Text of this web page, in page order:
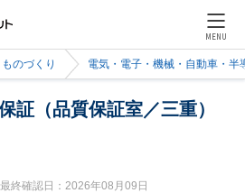
MENU
のづくり 電気・電子・機械・自動車・半
証（品質保証室／三重）
終確認日：2026年08月09日